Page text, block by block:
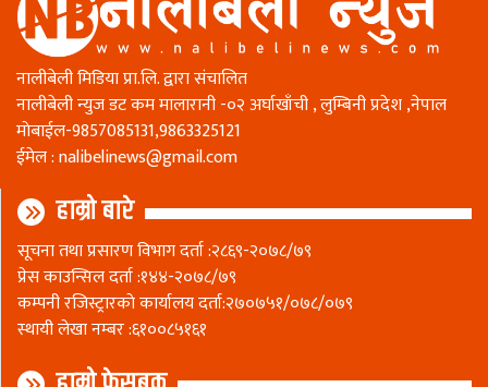
नालीबेली मिडिया प्रा.लि. द्वारा संचालित
नालीबेली न्युज डट कम मालारानी -०२ अर्घाखाँची , लुम्बिनी प्रदेश ,नेपाल
माेबाईल-9857085131,9863325121
ईमेल :nalibelinews@gmail.com
हाम्रो बारे
सूचना तथा प्रसारण विभाग दर्ता :२८६९-२०७८/७९
प्रेस काउन्सिल दर्ता :१४४-२०७८/७९
कम्पनी रजिस्ट्रारकाे कार्यालय दर्ता:२७०७५१/०७८/०७९
स्थायी लेखा नम्बर :६१००८५१६१